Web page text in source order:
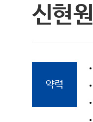
신현원
약력